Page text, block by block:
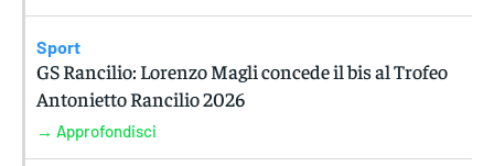
Sport
GS Rancilio: Lorenzo Magli concede il bis al Trofeo
Antonietto Rancilio 2026
→ Approfondisci